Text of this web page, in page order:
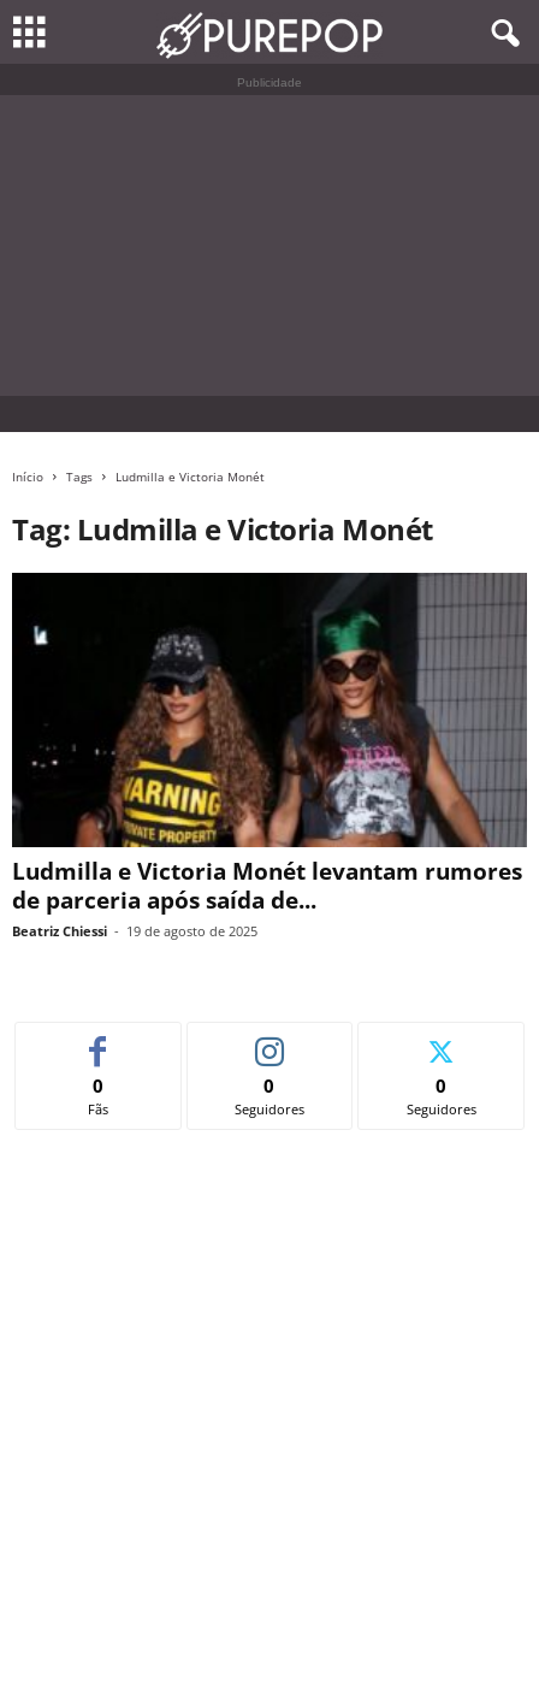
Publicidade
Início Tags Ludmilla e Victoria Monét
Tag: Ludmilla e Victoria Monét
Ludmilla e Victoria Monét levantam rumores
de parceria após saída de...
Beatriz Chiessi - 19 de agosto de 2025
0
Fãs
0
Seguidores
0
Seguidores